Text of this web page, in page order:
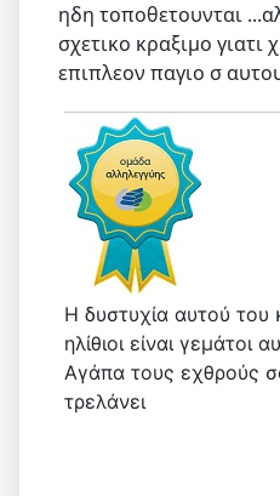
ηδη τοποθετουνται
σχετικο κραξιμο
επιπλεον παγιο σ
Η δυστυχία αυτού του
ηλίθιοι είναι γεμάτοι
Αγάπα τους εχθρούς
τρελάνει